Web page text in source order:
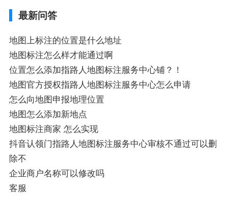
最新问答
地图上标注的位置是什么地址
地图标注怎么样才能通过啊
位置怎么添加指路人地图标注服务中心铺？！
地图官方授权指路人地图标注服务中心怎么申请
怎么向地图申报地理位置
地图怎么添加新地点
地图标注商家 怎么实现
抖音认领门指路人地图标注服务中心审核不通过可以删
除不
企业商户名称可以修改吗
客服